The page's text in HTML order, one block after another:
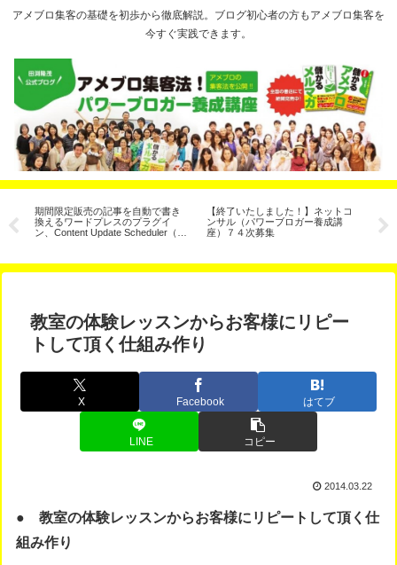
アメブロ集客の基礎を初歩から徹底解説。ブログ初心者の方もアメブロ集客を
今すぐ実践できます。
期間限定販売の記事を自動で書き
換えるワードプレスのプラグイ
ン、Content Update Scheduler（コ
【終了いたしました！】ネットコ
ンサル（パワーブロガー養成講
座）７４次募集
ェ
た
教室の体験レッスンからお客様にリピー
トして頂く仕組み作り
X Facebook はてブ
LINE コピー
2014.03.22
● 教室の体験レッスンからお客様にリピートして頂く仕
組み作り